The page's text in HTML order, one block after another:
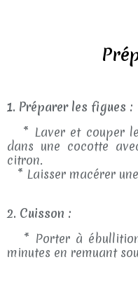
1. Préparer les figues :
* Laver et couper
dans une cocotte
citron.
* Laisser macérer
2. Cuisson :
* Porter à
minutes en remuant